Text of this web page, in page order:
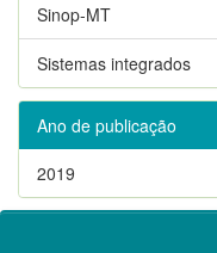
Sinop-MT
Sistemas integrados
Ano de publicação
2019